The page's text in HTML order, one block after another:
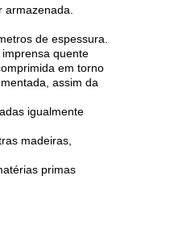
de espessura.
quente
em torno
assim da
igualmente
madeiras,
primas